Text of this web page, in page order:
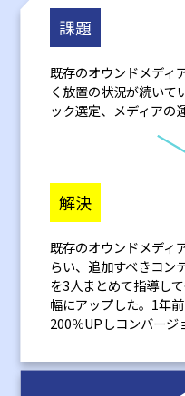
課題
既存のオウンドメディ
く放置の状況が続いて
ック選定、メディアの
解決
既存のオウンドメディ
らい、追加すべきコン
を3人まとめて指導し
幅にアップした。1年
200％UPしコンバージ